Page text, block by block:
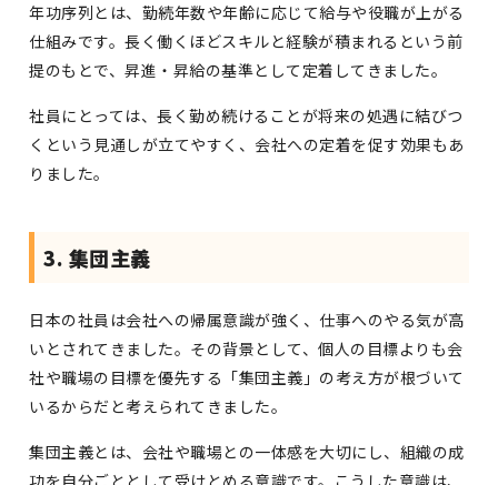
年功序列とは、勤続年数や年齢に応じて給与や役職が上がる
仕組みです。長く働くほどスキルと経験が積まれるという前
提のもとで、昇進・昇給の基準として定着してきました。
社員にとっては、長く勤め続けることが将来の処遇に結びつ
くという見通しが立てやすく、会社への定着を促す効果もあ
りました。
3. 集団主義
日本の社員は会社への帰属意識が強く、仕事へのやる気が高
いとされてきました。その背景として、個人の目標よりも会
社や職場の目標を優先する「集団主義」の考え方が根づいて
いるからだと考えられてきました。
集団主義とは、会社や職場との一体感を大切にし、組織の成